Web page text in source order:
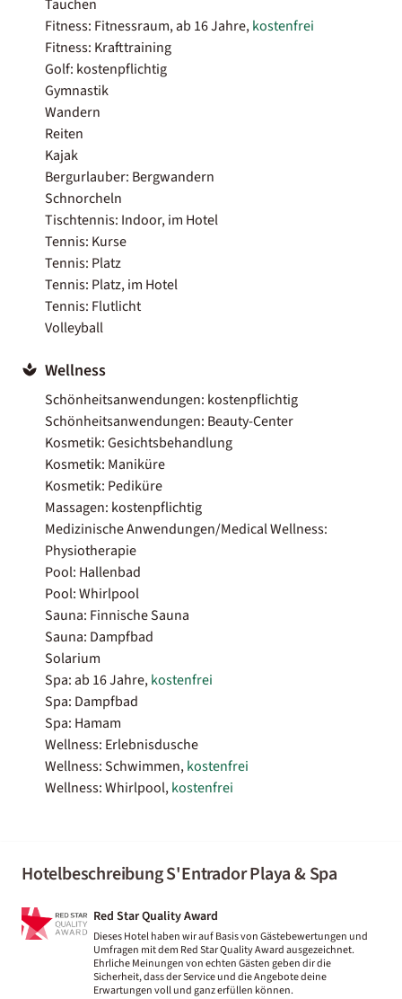
Tauchen
Fitness: Fitnessraum, ab 16 Jahre,kostenfrei
Fitness: Krafttraining
Golf: kostenpflichtig
Gymnastik
Wandern
Reiten
Kajak
Bergurlauber: Bergwandern
Schnorcheln
Tischtennis: Indoor, im Hotel
Tennis: Kurse
Tennis: Platz
Tennis: Platz, im Hotel
Tennis: Flutlicht
Volleyball
Wellness
Schönheitsanwendungen: kostenpflichtig
Schönheitsanwendungen: Beauty-Center
Kosmetik: Gesichtsbehandlung
Kosmetik: Maniküre
Kosmetik: Pediküre
Massagen: kostenpflichtig
Medizinische Anwendungen/Medical Wellness:
Physiotherapie
Pool: Hallenbad
Pool: Whirlpool
Sauna: Finnische Sauna
Sauna: Dampfbad
Solarium
Spa: ab 16 Jahre,kostenfrei
Spa: Dampfbad
Spa: Hamam
Wellness: Erlebnisdusche
Wellness: Schwimmen,kostenfrei
Wellness: Whirlpool,kostenfrei
Hotelbeschreibung S'Entrador Playa & Spa
Red Star Quality Award
Dieses Hotel haben wir auf Basis von Gästebewertungen und
Umfragen mit dem Red Star Quality Award ausgezeichnet.
Ehrliche Meinungen von echten Gästen geben dir die
Sicherheit, dass der Service und die Angebote deine
Erwartungen voll und ganz erfüllen können.